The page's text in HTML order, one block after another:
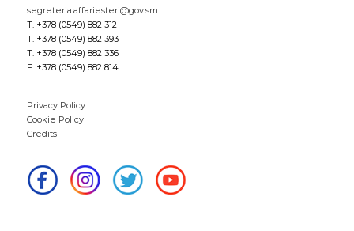
segreteria.affariesteri@gov.sm
T. +378 (0549) 882 312
T. +378 (0549) 882 393
T. +378 (0549) 882 336
F. +378 (0549) 882 814
Privacy Policy
Cookie Policy
Credits